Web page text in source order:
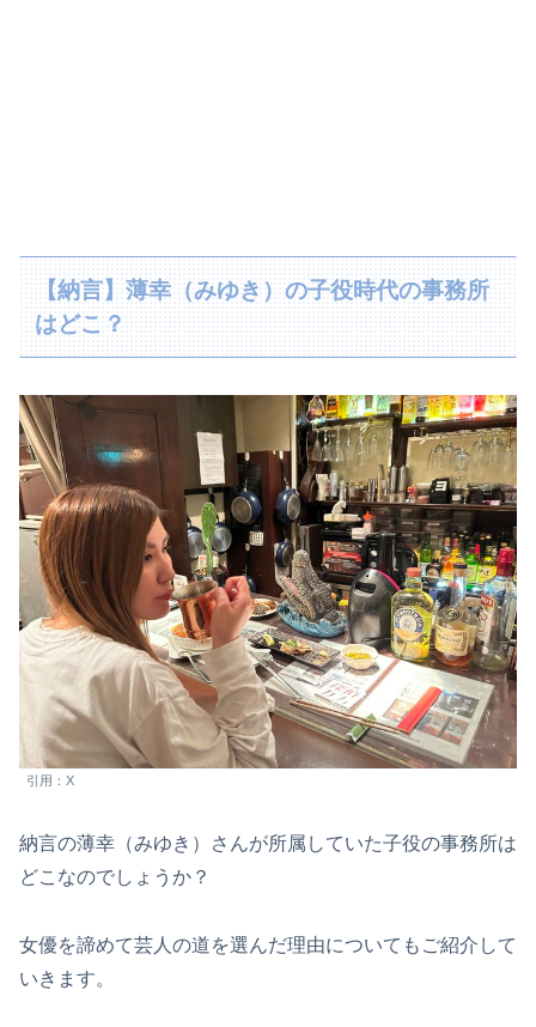
【納言】薄幸（みゆき）の子役時代の事務所
はどこ？
引用：X
納言の薄幸（みゆき）さんが所属していた子役の事務所は
どこなのでしょうか？
女優を諦めて芸人の道を選んだ理由についてもご紹介して
いきます。